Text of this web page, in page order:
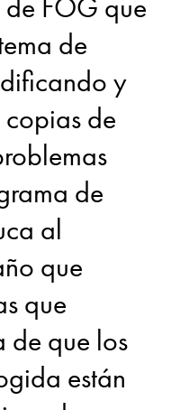
FOG que
de
y
de
de
al
que
que
de que los
están